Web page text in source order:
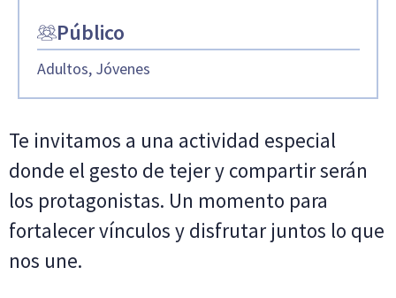
Público
Adultos, Jóvenes
Te invitamos a una actividad especial
donde el gesto de tejer y compartir serán
los protagonistas. Un momento para
fortalecer vínculos y disfrutar juntos lo que
nos une.